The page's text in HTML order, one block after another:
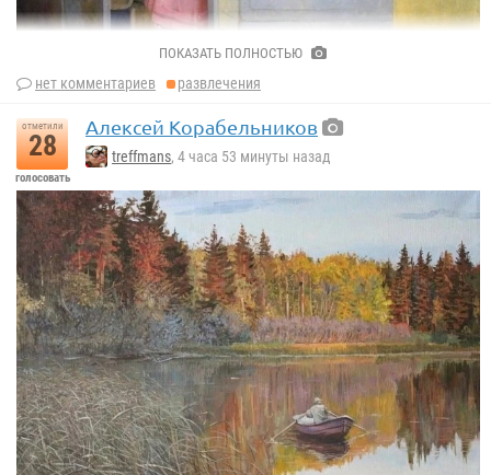
Татьяна Дерий.
ПОКАЗАТЬ ПОЛНОСТЬЮ
нет комментариев развлечения
отметили
28
голосовать
Алексей Корабельников
treffmans, 4 часа 53 минуты назад